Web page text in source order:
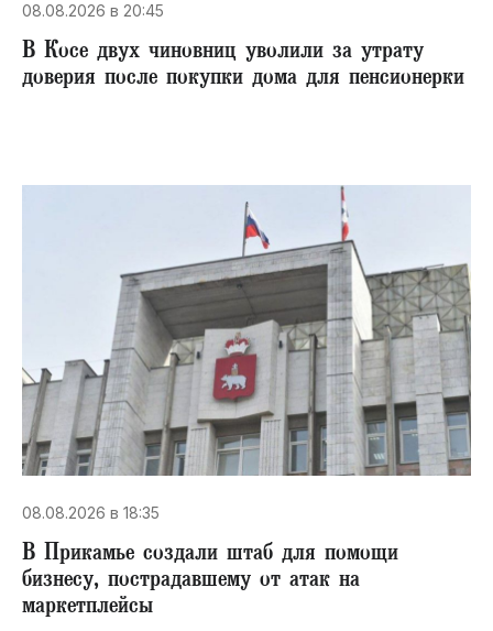
08.08.2026 в 20:45
В Косе двух чиновниц уволили за утрату
доверия после покупки дома для пенсионерки
08.08.2026 в 18:35
В Прикамье создали штаб для помощи
бизнесу, пострадавшему от атак на
маркетплейсы